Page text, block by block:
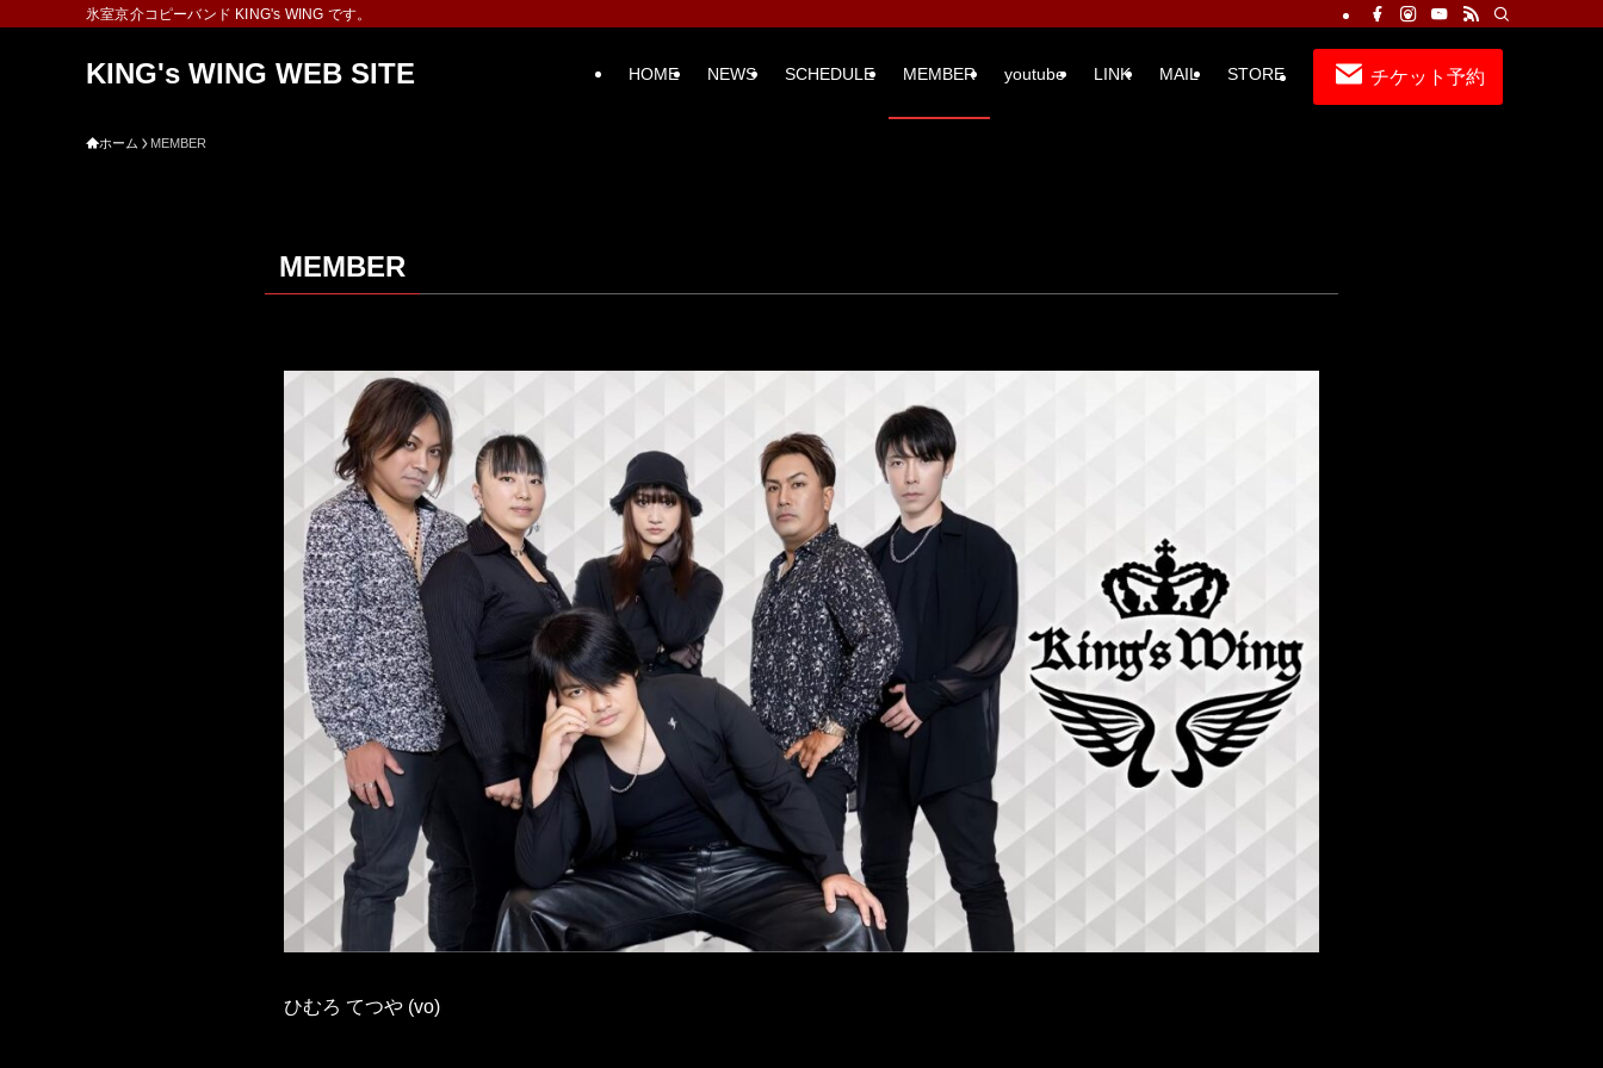
氷室京介コピーバンド KING's WING です。
KING's WING WEB SITE HOME NEWS SCHEDULE MEMBER youtube LINK MAIL STORE チケット予約
ホーム MEMBER
MEMBER
ひむろ てつや (vo)